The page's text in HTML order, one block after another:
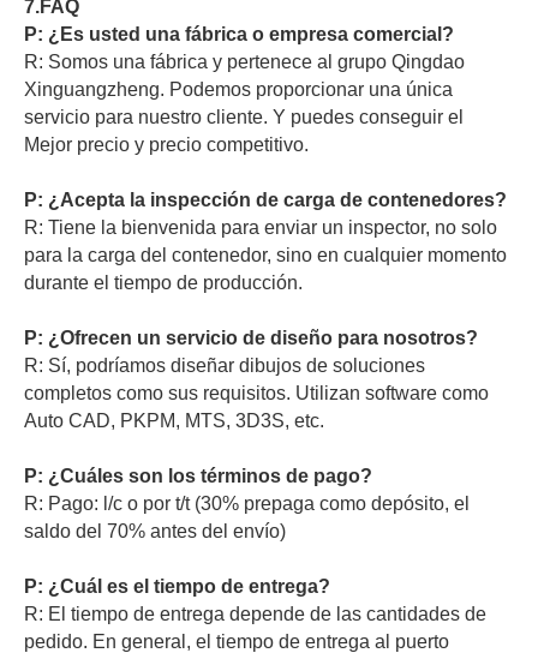
7.FAQ
P: ¿Es usted una fábrica o empresa comercial?
R: Somos una fábrica y pertenece al grupo Qingdao
Xinguangzheng. Podemos proporcionar una única
servicio para nuestro cliente. Y puedes conseguir el
Mejor precio y precio competitivo.
P: ¿Acepta la inspección de carga de contenedores?
R: Tiene la bienvenida para enviar un inspector, no solo
para la carga del contenedor, sino en cualquier momento
durante el tiempo de producción.
P: ¿Ofrecen un servicio de diseño para nosotros?
R: Sí, podríamos diseñar dibujos de soluciones
completos como sus requisitos. Utilizan software como
Auto CAD, PKPM, MTS, 3D3S, etc.
P: ¿Cuáles son los términos de pago?
R: Pago: l/c o por t/t (30% prepaga como depósito, el
saldo del 70% antes del envío)
P: ¿Cuál es el tiempo de entrega?
R: El tiempo de entrega depende de las cantidades de
pedido. En general, el tiempo de entrega al puerto